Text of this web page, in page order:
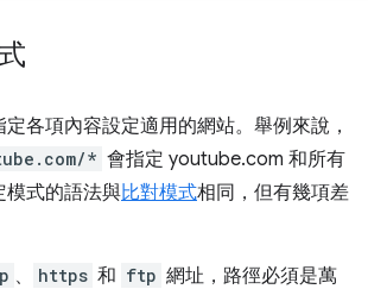
各項內容設定適用的網站。舉例來說，
* 會指定 youtube.com 和所有
模式的語法與比對模式相同，但有幾項差
、 https 和 ftp 網址，路徑必須是萬